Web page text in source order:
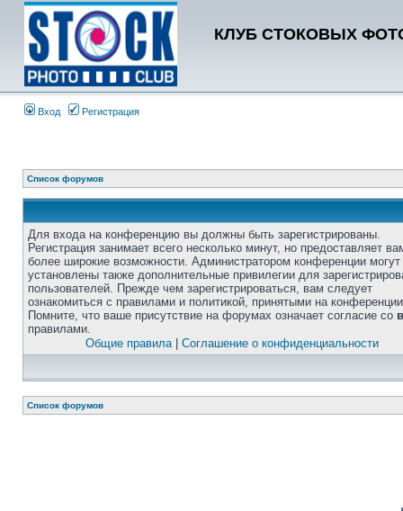
КЛУБ СТОКОВЫХ
Вход Регистрация
Список форумов
Для входа на конференцию вы должны быть зарегистрированы.
Регистрация занимает всего несколько минут, но предоставляет
более широкие возможности. Администратором конференции
установлены также дополнительные привилегии для
пользователей. Прежде чем зарегистрироваться, вам следует
ознакомиться с правилами и политикой, принятыми на
Помните, что ваше присутствие на форумах означает согласие со
правилами.
Общие правила| Соглашение о конфиденциальности
Список форумов